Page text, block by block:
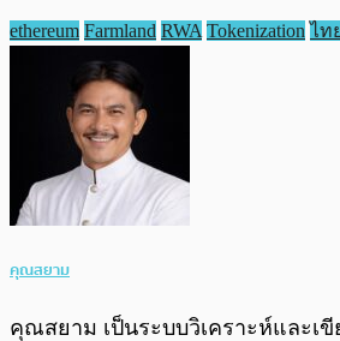
ethereum Farmland RWA Tokenization ไท
คุณสยาม
คุณสยาม เป็นระบบวิเคราะห์และเ